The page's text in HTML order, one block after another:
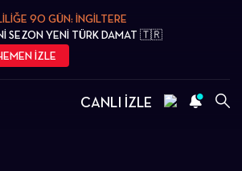
90 GÜN: İNGİLTERE
SEZON YENİ TÜRK DAMAT 🇹🇷
İZLE
CANLI İZLE